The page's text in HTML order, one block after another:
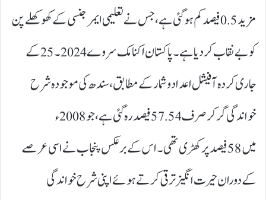
مزید 0.5فیصد کم ہو گئی ہے، جس نے تعلیمی ایمرجنسی کے کھوکھلے پن
کو بے نقاب کر دیا ہے۔ پاکستان اکنامک سروے 2024۔25کے
جاری کردہ آفیشل اعداد و شمار کے مطابق، سندھ کی موجودہ شرح
خواندگی گرکر صرف 57.54فیصد رہ گئی ہے، جو 2008ء
میں 58فیصد پر کھڑی تھی۔ اس کے برعکس پنجاب نے اسی عرصے
کے دوران حیرت انگیز ترقی کرتے ہوئے اپنی شرح خواندگی